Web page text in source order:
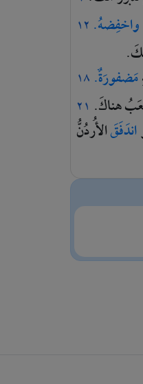
واخفِضهُ. ١٢
مَضفورَةٌ. ١٨
هناكَ. ٢١
اندَفَقَالأُردُنُّ